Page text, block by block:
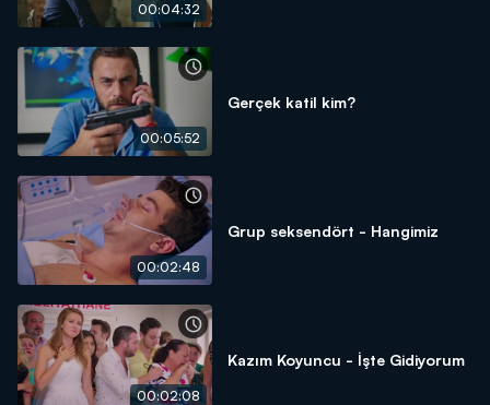
00:04:32
00:05:52
Gerçek katil kim?
00:02:48
Grup seksendört - Hangimiz
00:02:08
Kazım Koyuncu - İşte Gidiyorum